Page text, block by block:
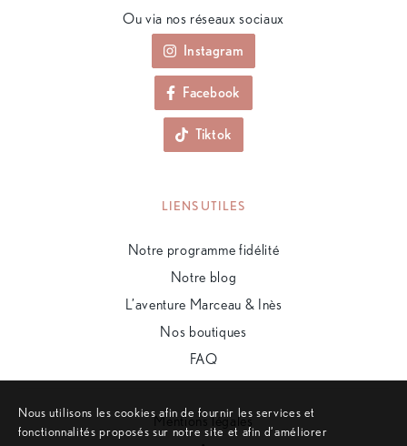
Ou via nos réseaux sociaux
Instagram
Facebook
Tiktok
LIENS UTILES
Notre programme fidélité
Notre blog
L’aventure Marceau & Inès
Nos boutiques
FAQ
Mentions légales
Nous utilisons les cookies afin de fournir les services et
fonctionnalités proposés sur notre site et afin d’améliorer